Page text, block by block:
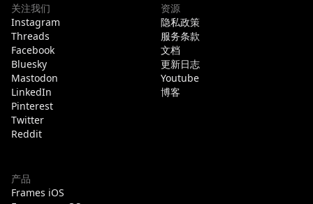
关注我们
Instagram
Threads
Facebook
Bluesky
Mastodon
LinkedIn
Pinterest
Twitter
Reddit
资源
隐私政策
服务条款
文档
更新日志
Youtube
博客
产品
Frames iOS